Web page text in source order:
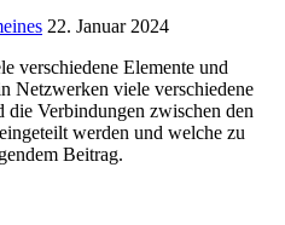
22. Januar 2024
verschiedene Elemente und
Netzwerken viele verschiedene
Verbindungen zwischen den
werden und welche zu
Beitrag.